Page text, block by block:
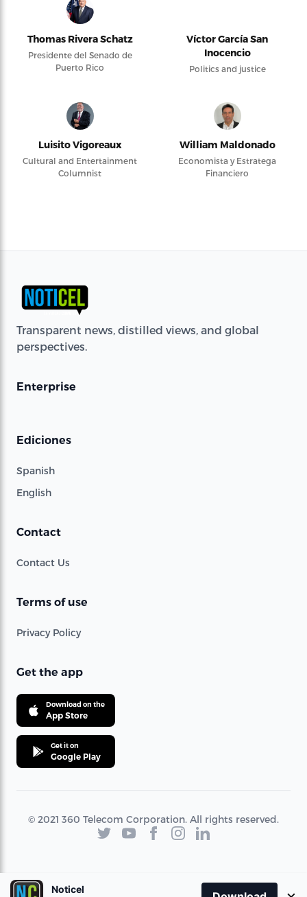
Thomas Rivera Schatz
Presidente del Senado de
Puerto Rico
Víctor García San
Inocencio
Politics and justice
Luisito Vigoreaux
Cultural and Entertainment
Columnist
William Maldonado
Economista y Estratega
Financiero
Transparent news, distilled views, and global
perspectives.
Enterprise
Ediciones
Spanish
English
Contact
Contact Us
Terms of use
Privacy Policy
Get the app
Download on the
App Store
Get it on
Google Play
© 2021 360 Telecom Corporation. All rights reserved.
Noticel